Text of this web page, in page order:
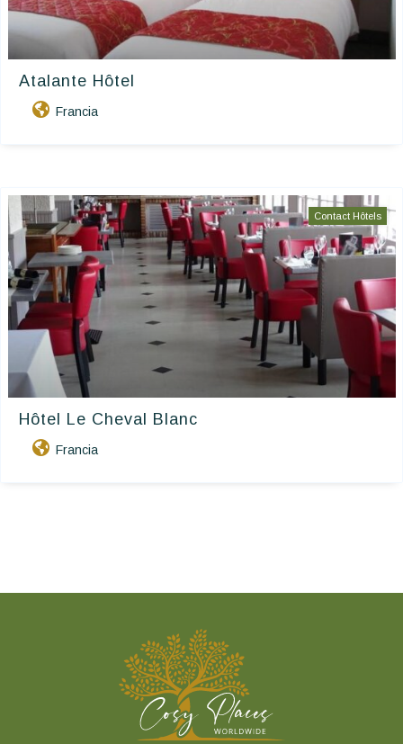
Atalante Hôtel
Francia
Contact Hôtels
Hôtel Le Cheval Blanc
Francia